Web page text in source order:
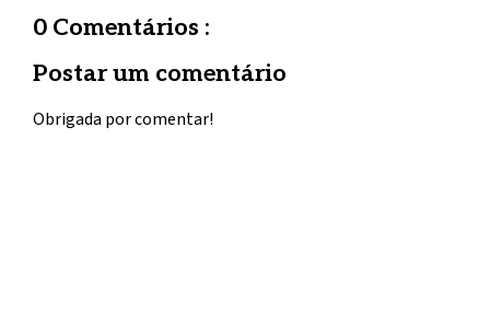
0 Comentários :
Postar um comentário
Obrigada por comentar!